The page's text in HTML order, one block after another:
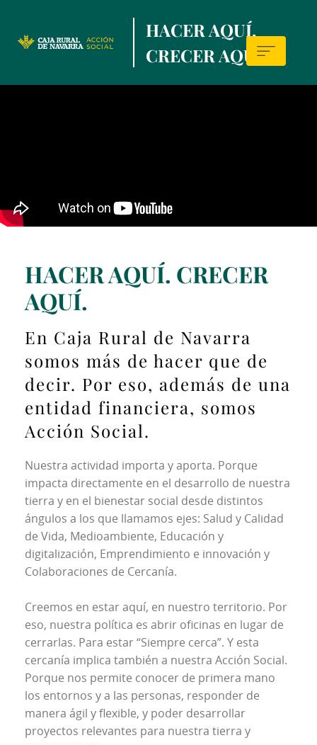
to
contentt
HACER AQUÍ,
CRECER AQUÍ.
HACER AQUÍ. CRECER
AQUÍ.
En Caja Rural de Navarra
somos más de hacer que de
decir. Por eso, además de una
entidad financiera, somos
Acción Social.
Nuestra actividad importa y aporta. Porque
impacta directamente en el desarrollo de nuestra
tierra y en el bienestar social desde distintos
ángulos a los que llamamos ejes: Salud y Calidad
de Vida, Medioambiente, Educación y
digitalización, Emprendimiento e innovación y
Colaboraciones de Cercanía.
Creemos en estar aquí, en nuestro territorio. Por
eso, nuestra política es abrir oficinas en lugar de
cerrarlas. Para estar “Siempre cerca”. Y esta
cercanía implica también a nuestra Acción Social.
Porque nos permite conocer de primera mano
los entornos y a las personas, responder de
manera ágil y flexible, y poder desarrollar
proyectos relevantes para nuestra tierra y